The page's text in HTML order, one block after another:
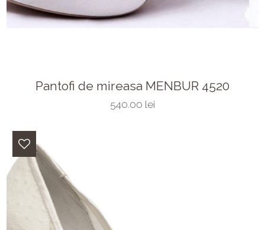
Pantofi de mireasa MENBUR 4520
540.00 lei